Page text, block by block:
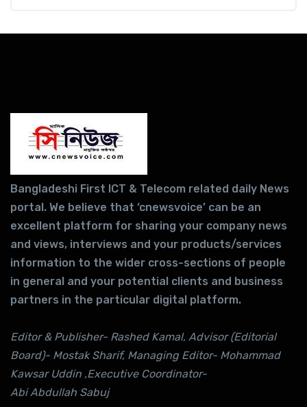
Bangladeshi First ICT & Telecom related daily News
portal. We believe that ‘cnewsvoice’ can be an
excellent platform for sharing your company news
and views, interviews and your products/services
information to the wider cross-sections of people
in general and your potential clients and business
partners in the particular digital platform.
Editor & Publisher- Rashed Kamal, Advisor (Editorial
Board)- Mostak Sharif, Managing Editor- Mohammad
Kawsar Uddin ,Executive Coordinator-
Abi Abdullah Sabuj